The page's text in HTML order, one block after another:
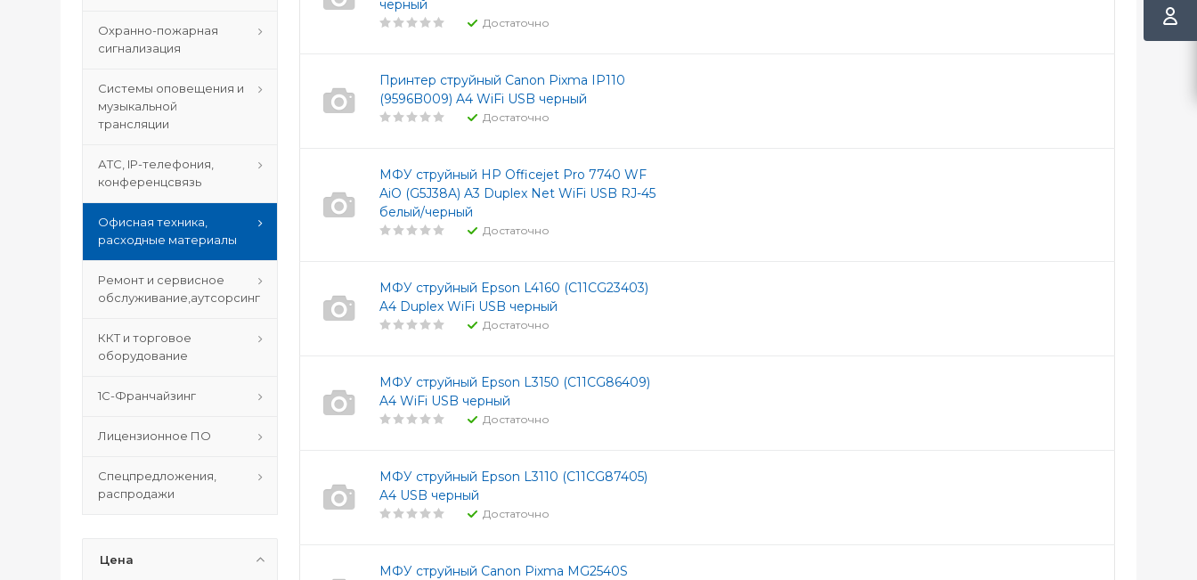
Охранно-пожарная
сигнализация
Системы оповещения и
музыкальной
трансляции
АТС, IP-телефония,
конференцсвязь
Офисная техника,
расходные материалы
Ремонт и сервисное
обслуживание,аутсорсинг
ККТ и торговое
оборудование
1С-Франчайзинг
Лицензионное ПО
Спецпредложения,
распродажи
Цена
черный
Достаточно
Принтер струйный Canon Pixma IP110
(9596B009) A4 WiFi USB черный
Достаточно
МФУ струйный HP Officejet Pro 7740 WF
AiO (G5J38A) A3 Duplex Net WiFi USB RJ-45
белый/черный
Достаточно
МФУ струйный Epson L4160 (C11CG23403)
A4 Duplex WiFi USB черный
Достаточно
МФУ струйный Epson L3150 (C11CG86409)
A4 WiFi USB черный
Достаточно
МФУ струйный Epson L3110 (C11CG87405)
A4 USB черный
Достаточно
МФУ струйный Canon Pixma MG2540S